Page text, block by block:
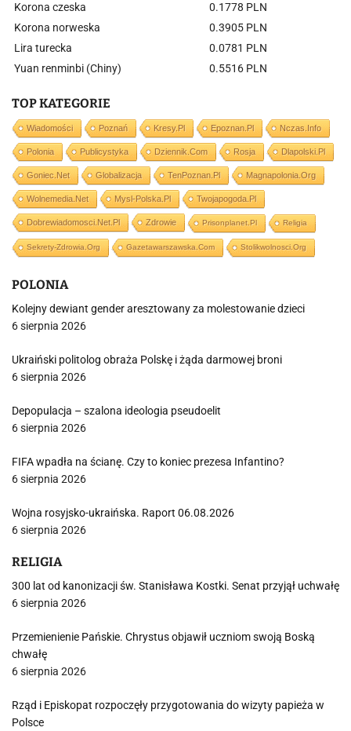
Korona czeska
0.1778 PLN
Korona norweska
0.3905 PLN
Lira turecka
0.0781 PLN
Yuan renminbi (Chiny)
0.5516 PLN
TOP KATEGORIE
Wiadomości Poznań Kresy.pl Epoznan.pl Nczas.info
Polonia Publicystyka Dziennik.com Rosja Dlapolski.pl
Goniec.net Globalizacja TenPoznan.pl Magnapolonia.org
Wolnemedia.net Mysl-Polska.pl Twojapogoda.pl
Dobrewiadomosci.net.pl Zdrowie Prisonplanet.pl Religia
Sekrety-Zdrowia.org Gazetawarszawska.com Stolikwolnosci.org
POLONIA
Kolejny dewiant gender aresztowany za molestowanie dzieci
6 sierpnia 2026
Ukraiński politolog obraża Polskę i żąda darmowej broni
6 sierpnia 2026
Depopulacja – szalona ideologia pseudoelit
6 sierpnia 2026
FIFA wpadła na ścianę. Czy to koniec prezesa Infantino?
6 sierpnia 2026
Wojna rosyjsko-ukraińska. Raport 06.08.2026
6 sierpnia 2026
RELIGIA
300 lat od kanonizacji św. Stanisława Kostki. Senat przyjął uchwałę
6 sierpnia 2026
Przemienienie Pańskie. Chrystus objawił uczniom swoją Boską
chwałę
6 sierpnia 2026
Rząd i Episkopat rozpoczęły przygotowania do wizyty papieża w
Polsce